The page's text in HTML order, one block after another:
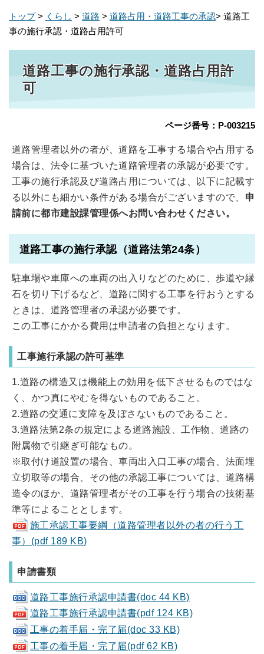
トップ> くらし > 道路 > 道路占用・道路工事の承認> 道路工
事の施行承認・道路占用許可
道路工事の施行承認・道路占用許
可
ページ番号：P-003215
道路管理者以外の者が、道路を工事する場合や占用する
場合は、法令に基づいた道路管理者の承認が必要です。
工事の施行承認及び道路占用については、以下に記載す
る以外にも細かい条件がある場合がございますので、 申
請前に都市建設課管理係へお問い合わせください。
道路工事の施行承認（道路法第24条）
駐車場や車庫への車両の出入りなどのために、歩道や縁
石を切り下げるなど、道路に関する工事を行おうとする
ときは、道路管理者の承認が必要です。
この工事にかかる費用は申請者の負担となります。
工事施行承認の許可基準
1.道路の構造又は機能上の効用を低下させるものではな
く、かつ真にやむを得ないものであること。
2.道路の交通に支障を及ぼさないものであること。
3.道路法第2条の規定による道路施設、工作物、道路の
附属物で引継ぎ可能なもの。
※取付け道設置の場合、車両出入口工事の場合、法面埋
立切取等の場合、その他の承認工事については、道路構
造令のほか、道路管理者がその工事を行う場合の技術基
準等によることとします。
施工承認工事要綱（道路管理者以外の者の行う工
事）(pdf 189 KB)
申請書類
道路工事施行承認申請書(doc 44 KB)
道路工事施行承認申請書(pdf 124 KB)
工事の着手届・完了届(doc 33 KB)
工事の着手届・完了届(pdf 62 KB)